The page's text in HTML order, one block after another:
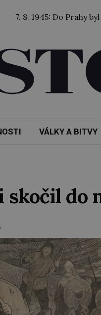
Do Prahy byl tajně
VÁLKY A BITVY
skočil do